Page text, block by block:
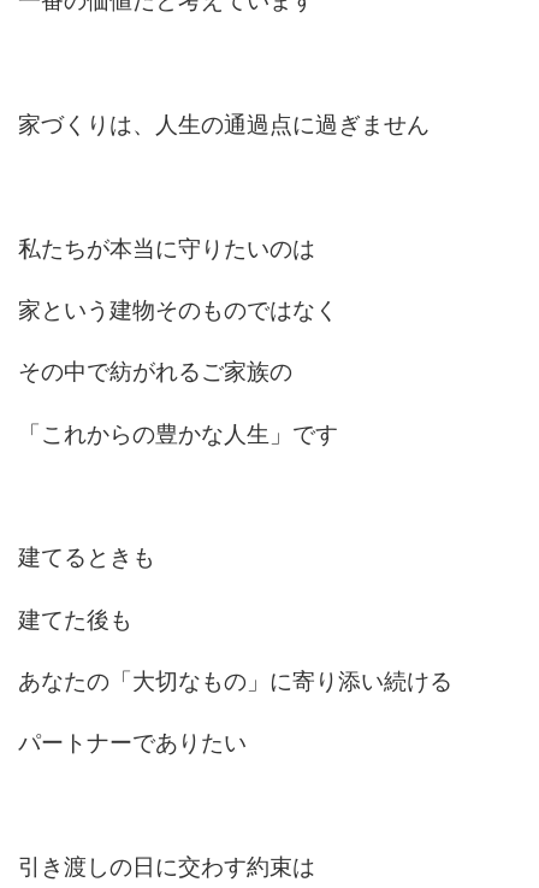
家づくりは、人生の通過点に過ぎません
私たちが本当に守りたいのは
家という建物そのものではなく
その中で紡がれるご家族の
「これからの豊かな人生」です
建てるときも
建てた後も
あなたの「大切なもの」に寄り添い続ける
パートナーでありたい
引き渡しの日に交わす約束は